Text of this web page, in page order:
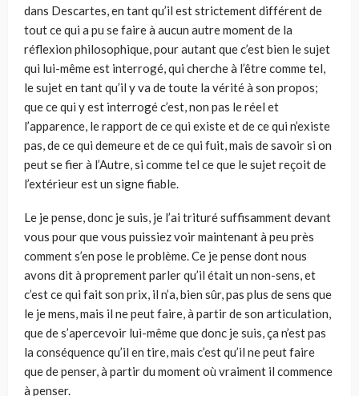
dans Descartes, en tant qu’il est strictement différent de
tout ce qui a pu se faire à aucun autre moment de la
réflexion philosophique, pour autant que c’est bien le sujet
qui lui-même est interrogé, qui cherche à l’être comme tel,
le sujet en tant qu’il y va de toute la vérité à son propos;
que ce qui y est interrogé c’est, non pas le réel et
l’apparence, le rapport de ce qui existe et de ce qui n’existe
pas, de ce qui demeure et de ce qui fuit, mais de savoir si on
peut se fier à l’Autre, si comme tel ce que le sujet reçoit de
l’extérieur est un signe fiable.
Le je pense, donc je suis, je l’ai trituré suffisamment devant
vous pour que vous puissiez voir maintenant à peu près
comment s’en pose le problème. Ce je pense dont nous
avons dit à proprement parler qu’il était un non-sens, et
c’est ce qui fait son prix, il n’a, bien sûr, pas plus de sens que
le je mens, mais il ne peut faire, à partir de son articulation,
que de s’apercevoir lui-même que donc je suis, ça n’est pas
la conséquence qu’il en tire, mais c’est qu’il ne peut faire
que de penser, à partir du moment où vraiment il commence
à penser.